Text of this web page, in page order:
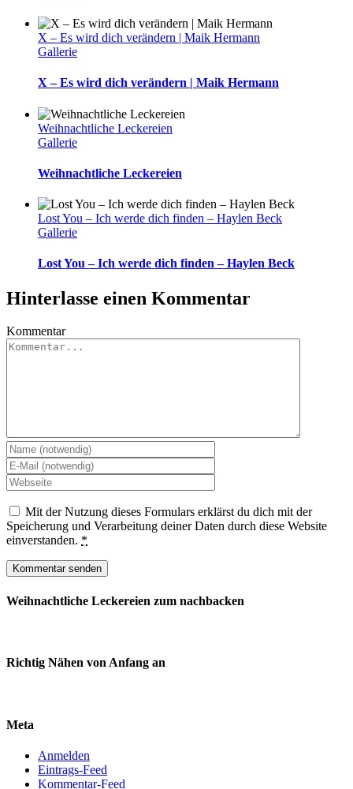
X – Es wird dich verändern | Maik Hermann
Gallerie
X – Es wird dich verändern | Maik Hermann
Weihnachtliche Leckereien
Gallerie
Weihnachtliche Leckereien
Lost You – Ich werde dich finden – Haylen Beck
Gallerie
Lost You – Ich werde dich finden – Haylen Beck
Hinterlasse einen Kommentar
Kommentar
Mit der Nutzung dieses Formulars erklärst du dich mit der
Speicherung und Verarbeitung deiner Daten durch diese Website
einverstanden. *
Weihnachtliche Leckereien zum nachbacken
Richtig Nähen von Anfang an
Meta
Anmelden
Eintrags-Feed
Kommentar-Feed